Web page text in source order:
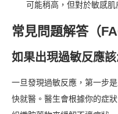
可能稍高，但對於敏感
常見問題解答（
如果出現過敏反應該
一旦發現過敏反應，第一步
快就醫。醫生會根據你的症